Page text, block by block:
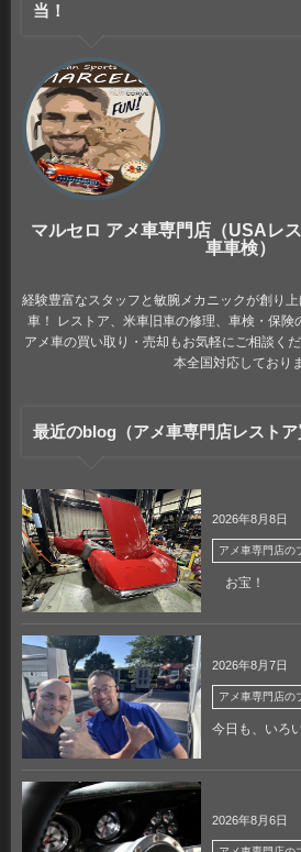
当！
マルセロ アメ車専門店（USAレ
車車検）
経験豊富なスタッフと敏腕メカニックが創り
車！ レストア、米車旧車の修理、車検・保険
アメ車の買い取り・売却もお気軽にご相談く
本全国対応しており
最近のblog（アメ車専門店レストア
2026年8月8日
アメ車専門店の
お宝！
2026年8月7日
アメ車専門店の
今日も、いろ
2026年8月6日